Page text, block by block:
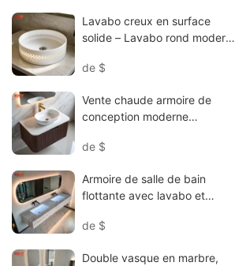
Lavabo creux en surface
solide – Lavabo rond moderne
de luxe
de $
Vente chaude armoire de
conception moderne
de bain murale pour les hôtels
de $
Armoire de salle de bain
flottante avec lavabo et
M8891
de $
Double vasque en marbre,